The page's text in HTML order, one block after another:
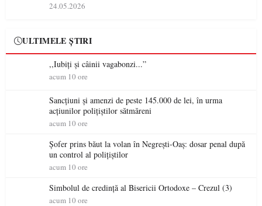
24.05.2026
ULTIMELE ȘTIRI
,,Iubiți și câinii vagabonzi...”
acum 10 ore
Sancțiuni și amenzi de peste 145.000 de lei, în urma
acțiunilor polițiștilor sătmăreni
acum 10 ore
Șofer prins băut la volan în Negrești-Oaș: dosar penal după
un control al polițiștilor
acum 10 ore
Simbolul de credinţă al Bisericii Ortodoxe – Crezul (3)
acum 10 ore